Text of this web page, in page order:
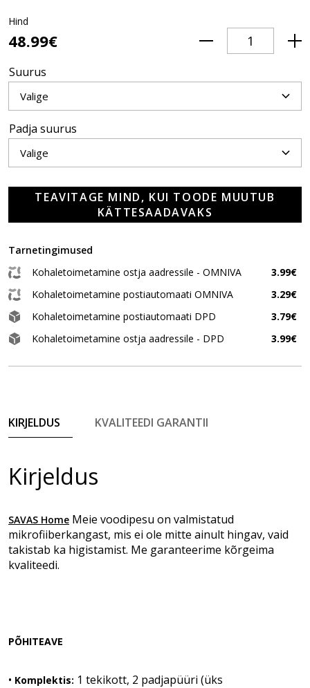
Hind
48.99€
Suurus
Padja suurus
TEAVITAGE MIND, KUI TOODE MUUTUB
KÄTTESAADAVAKS
Tarnetingimused
Kohaletoimetamine ostja aadressile - OMNIVA
3.99€
Kohaletoimetamine postiautomaati OMNIVA
3.29€
Kohaletoimetamine postiautomaati DPD
3.79€
Kohaletoimetamine ostja aadressile - DPD
3.99€
KIRJELDUS KVALITEEDI GARANTII
Kirjeldus
SAVAS Home Meie voodipesu on valmistatud
mikrofiiberkangast, mis ei ole mitte ainult hingav, vaid
takistab ka higistamist. Me garanteerime kõrgeima
kvaliteedi.
PÕHITEAVE
• Komplektis: 1 tekikott, 2 padjapüüri (üks